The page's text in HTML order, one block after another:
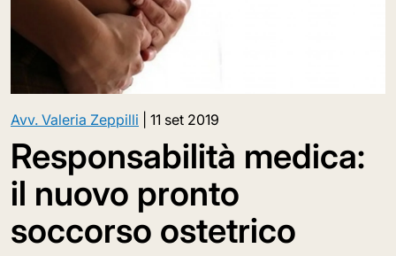
Avv. Valeria Zeppilli 11 set 2019
Responsabilità medica:
il nuovo pronto
soccorso ostetrico